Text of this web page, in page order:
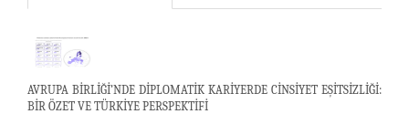
AVRUPA BİRLİĞİ’NDE DİPLOMATİK KARİYERDE CİNSİYET EŞİTSİZLİĞİ:
BİR ÖZET VE TÜRKİYE PERSPEKTİFİ